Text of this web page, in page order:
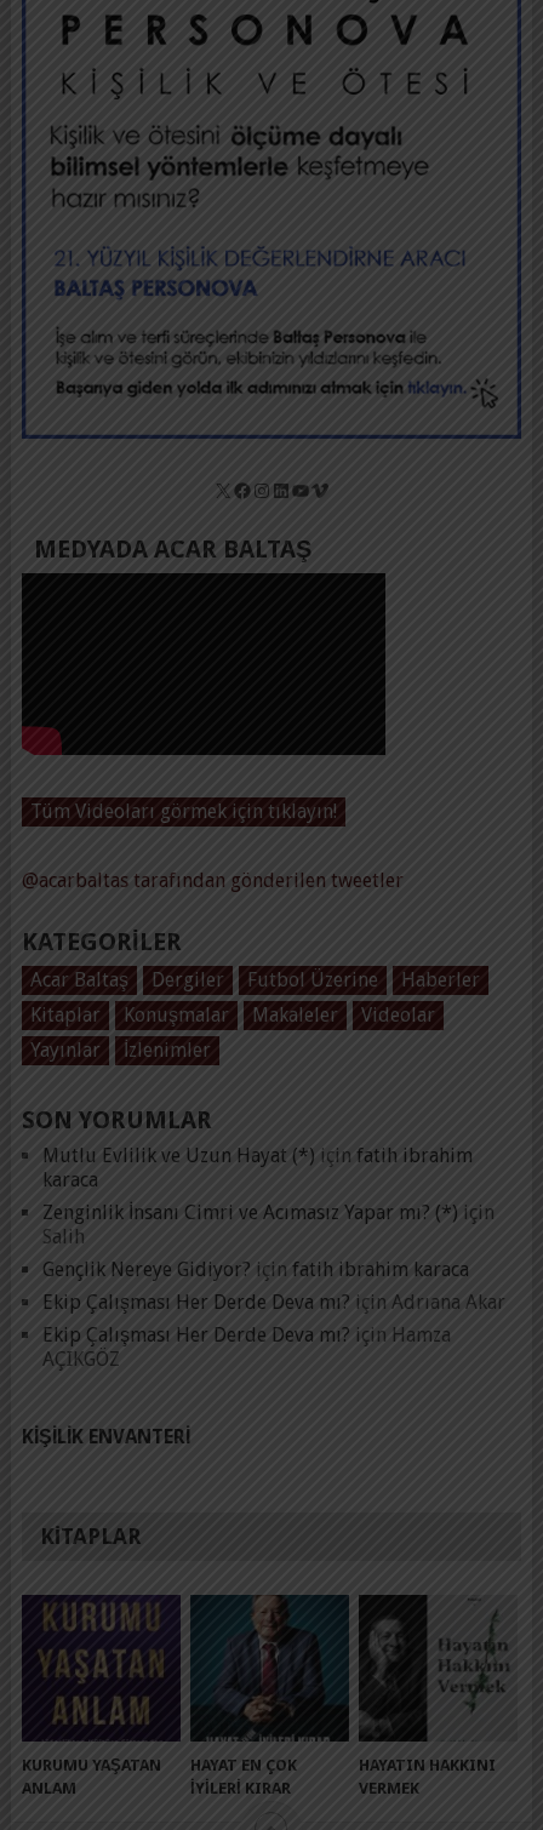
X Facebook
Instagram
LinkedIn
YouTube
Vimeo
MEDYADA ACAR BALTAŞ
Tüm Videoları görmek için tıklayın!
@acarbaltas tarafından gönderilen tweetler
KATEGORILER
Acar Baltaş Dergiler Futbol Üzerine
Haberler
Kitaplar
Konuşmalar Makaleler
Videolar
Yayınlar
İzlenimler
SON YORUMLAR
Mutlu Evlilik ve Uzun Hayat (*) için fatih ibrahim
karaca
Zenginlik İnsanı Cimri ve Acımasız Yapar mı? (*) için
Salih
Gençlik Nereye Gidiyor? için fatih ibrahim karaca
Ekip Çalışması Her Derde Deva mı? için Adrıana Akar
Ekip Çalışması Her Derde Deva mı? için Hamza
AÇIKGÖZ
KIŞILIK ENVANTERI
KITAPLAR
KURUMU YAŞATAN
ANLAM
HAYAT EN ÇOK
İYILERI KIRAR
HAYATIN HAKKINI
VERMEK